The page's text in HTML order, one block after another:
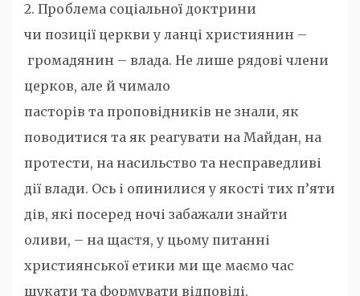
2. Проблема соціальної доктрини
чи позиції церкви у ланці християнин –
громадянин – влада. Не лише рядові члени
церков, але й чимало
пасторів та проповідників не знали, як
поводитися та як реагувати на Майдан, на
протести, на насильство та несправедливі
дії влади. Ось і опинилися у якості тих п’яти
дів, які посеред ночі забажали знайти
оливи, – на щастя, у цьому питанні
християнської етики ми ще маємо час
шукати та формувати відповіді.